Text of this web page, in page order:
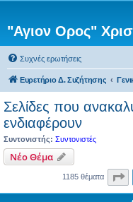
"Αγιον Ορος"
Συχνές ερωτήσεις
Ευρετήριο Δ. Συζήτησης
Σελίδες που
ενδιαφέρουν
Συντονιστής: Συντονιστές
Νέο Θέμα
1185 θέματα